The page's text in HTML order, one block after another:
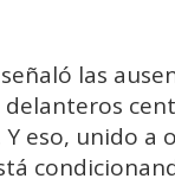
las
eso, unido